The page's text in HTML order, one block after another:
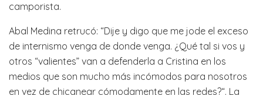
camporista.
Abal Medina retrucó: “Dije y digo que me jode el exceso
de internismo venga de donde venga. ¿Qué tal si vos y
otros “valientes” van a defenderla a Cristina en los
medios que son mucho más incómodos para nosotros
en vez de chicanear cómodamente en las redes?“. La